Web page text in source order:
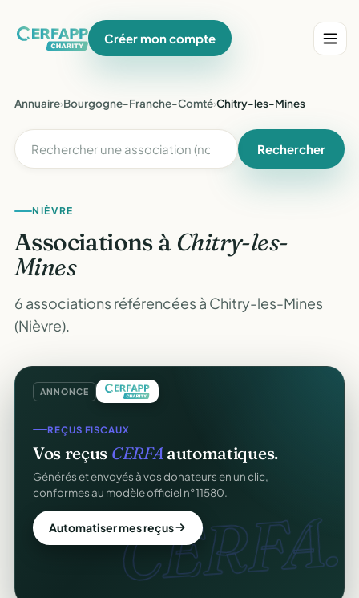
Créer mon compte
Annuaire›Bourgogne-Franche-Comté›Chitry-les-Mines
Rechercher
NIÈVRE
Associations à Chitry-les-
Mines
6 associations référencées à Chitry-les-Mines
(Nièvre).
ANNONCE
CERFA.
REÇUS FISCAUX
Vos reçus CERFAautomatiques.
Générés et envoyés à vos donateurs en un clic,
conformes au modèle officiel n°11580.
Automatiser mes reçus